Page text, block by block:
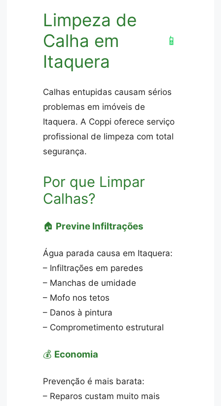
Limpeza de
Calha em
Itaquera
📱
Calhas entupidas causam sérios
problemas em imóveis de
Itaquera. A Coppi oferece serviço
profissional de limpeza com total
segurança.
Por que Limpar
Calhas?
🏠 Previne Infiltrações
Água parada causa em Itaquera:
– Infiltrações em paredes
– Manchas de umidade
– Mofo nos tetos
– Danos à pintura
– Comprometimento estrutural
💰 Economia
Prevenção é mais barata:
– Reparos custam muito mais